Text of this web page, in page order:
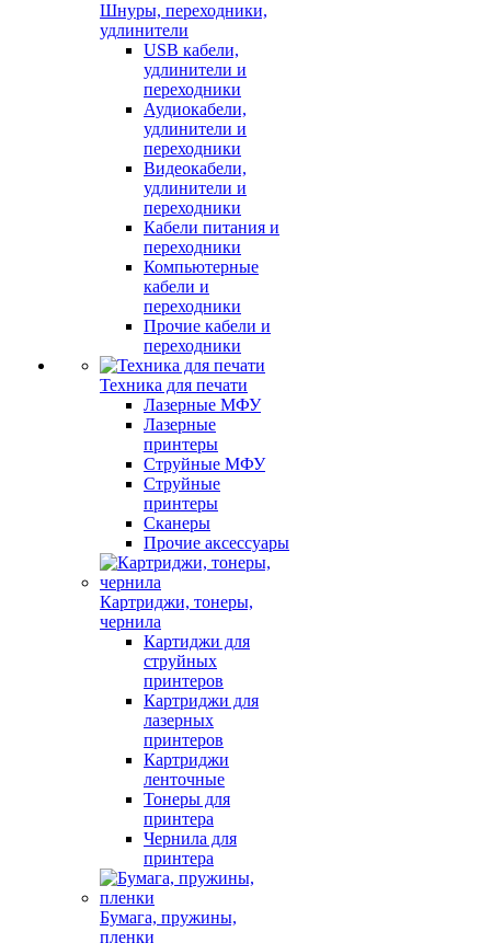
Шнуры, переходники,
удлинители
USB кабели,
удлинители и
переходники
Аудиокабели,
удлинители и
переходники
Видеокабели,
удлинители и
переходники
Кабели питания и
переходники
Компьютерные
кабели и
переходники
Прочие кабели и
переходники
Техника для печати
Лазерные МФУ
Лазерные
принтеры
Струйные МФУ
Струйные
принтеры
Сканеры
Прочие аксессуары
Картриджи, тонеры,
чернила
Картиджи для
струйных
принтеров
Картриджи для
лазерных
принтеров
Картриджи
ленточные
Тонеры для
принтера
Чернила для
принтера
Бумага, пружины,
пленки